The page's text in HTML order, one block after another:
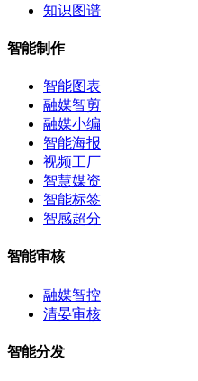
知识图谱
智能制作
智能图表
融媒智剪
融媒小编
智能海报
视频工厂
智慧媒资
智能标签
智感超分
智能审核
融媒智控
清晏审核
智能分发